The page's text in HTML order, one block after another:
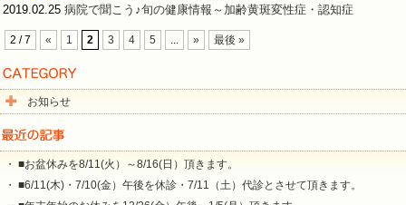
2019.02.25 病院で聞こう♪旬の健康情報～加齢黄斑変性症・認知症
2 / 7 « 1 2 3 4 5 » 最後 »
お知らせ
・ ■お盆休みを8/11(火）～8/16(日）頂きます。
・ ■6/11(木)・7/10(金）午後を休診・7/11（土）代診とさせて頂きます。